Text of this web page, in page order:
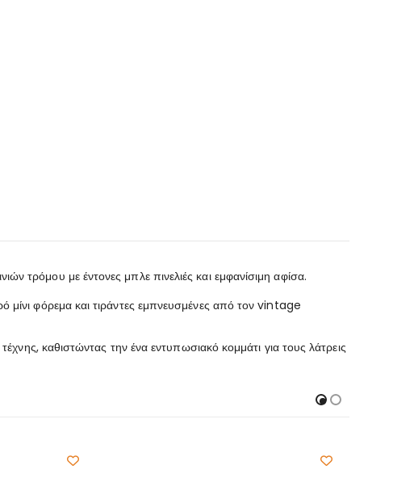
με έντονες μπλε πινελιές και εμφανίσιμη αφίσα.
φόρεμα και τιράντες εμπνευσμένες από τον vintage
καθιστώντας την ένα εντυπωσιακό κομμάτι για τους λάτρεις